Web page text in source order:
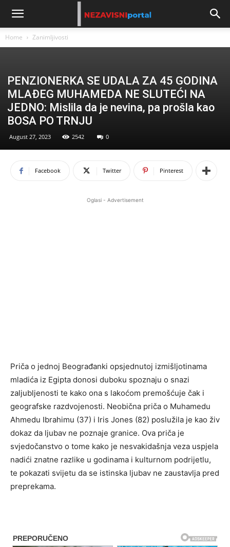
Home Zanimljivosti
PENZIONERKA SE UDALA ZA 45 GODINA
MLAĐEG MUHAMEDA NE SLUTEĆI NA
JEDNO: Mislila da je nevina, pa prošla kao
BOSA PO TRNJU
August 27, 2023 2542 0
Facebook Twitter Pinterest
Oglasi - Advertisement
Priča o jednoj Beograđanki opsjednutoj izmišljotinama
mladića iz Egipta donosi duboku spoznaju o snazi
zaljubljenosti te kako ona s lakoćom premošćuje čak i
geografske razdvojenosti. Neobična priča o Muhamedu
Ahmedu Ibrahimu (37) i Iris Jones (82) poslužila je kao živ
dokaz da ljubav ne poznaje granice. Ova priča je
svjedočanstvo o tome kako je nesvakidašnja veza uspjela
nadići znatne razlike u godinama i kulturnom podrijetlu,
te pokazati svijetu da se istinska ljubav ne zaustavlja pred
preprekama.